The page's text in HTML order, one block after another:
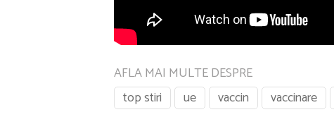
AFLA MAI MULTE DESPRE
top stiri
ue vaccin vaccinare